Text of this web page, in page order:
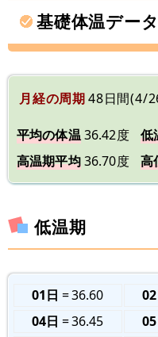
基礎体温データ
月経の周期48日間(4/
平均の体温36.42度 低
高温期平均36.70度 高
低温期
01日 36.60
04日
36.45